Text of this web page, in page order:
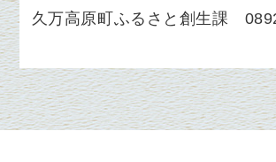
久万高原町ふるさと創生課